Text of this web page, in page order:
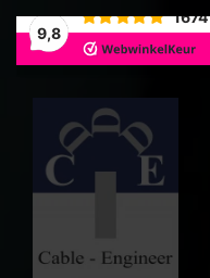
9,8
1674